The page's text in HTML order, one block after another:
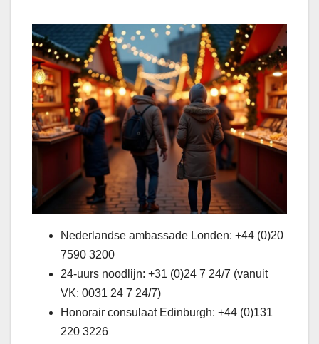
Nederlandse ambassade Londen: +44 (0)20
7590 3200
24-uurs noodlijn: +31 (0)24 7 24/7 (vanuit
VK: 0031 24 7 24/7)
Honorair consulaat Edinburgh: +44 (0)131
220 3226